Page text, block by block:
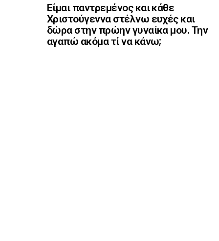
Είμαι παντρεμένος και κάθε
Χριστούγεννα στέλνω ευχές και
δώρα στην πρώην γυναίκα μου. Την
αγαπώ ακόμα τί να κάνω;